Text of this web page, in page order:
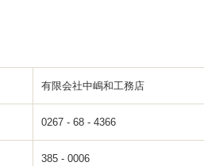
有限会社中嶋和工務店
0267 - 68 - 4366
385 - 0006